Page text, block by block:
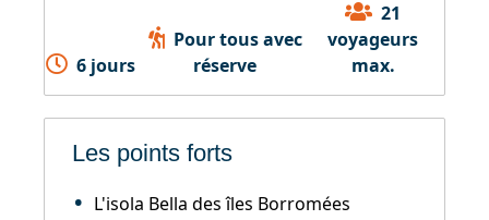
6 jours
Pour tous avec
réserve
21
voyageurs
max.
Les points forts
L'isola Bella des îles Borromées